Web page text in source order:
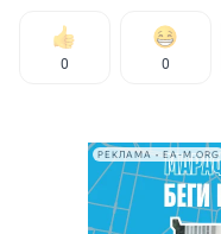
0 0
РЕКЛАМА • EA-M.ORG